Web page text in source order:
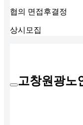
협의 면접후결정
상시모집
고창원광노